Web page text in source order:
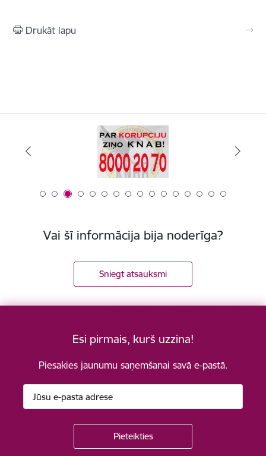
Drukāt lapu
Vai šī informācija bija noderīga?
Sniegt atsauksmi
Esi pirmais, kurš uzzina!
Piesakies jaunumu saņemšanai savā e-pastā.